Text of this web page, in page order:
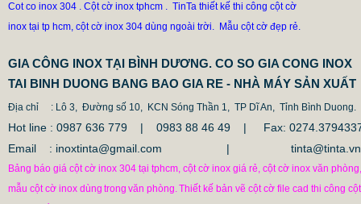
Cot co inox 304 . Cột cờ inox tphcm . TinTa thiết kế thi công cột cờ
inox tại tp hcm, cột cờ inox 304 dùng ngoài trời. Mẫu cột cờ đẹp rẻ.
GIA CÔNG INOX TẠI BÌNH DƯƠNG. CO SO GIA CONG INOX
TAI BINH DUONG BANG BAO GIA RE - NHÀ MÁY SẢN XUẤT
Địa chỉ : Lô 3, Đường số 10, KCN Sóng Thần 1, TP Dĩ An, Tỉnh Bình Duong.
Hot line : 0987 636 779 | 0983 88 46 49 |
Fax:
Email : inoxtinta@gmail.com | tinta@tinta.vn
Bảng báo giá cột cờ inox 304 tại tphcm, cột cờ inox giá rẻ, cột cờ inox văn phòng,
mẫu cột cờ inox dùng trong văn phòng.Thiết kế bản vẽ cột cờ file cad thi công cột